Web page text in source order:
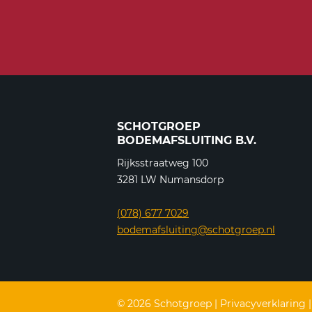
SCHOTGROEP
BODEMAFSLUITING B.V.
Rijksstraatweg 100
3281 LW Numansdorp
(078) 677 7029
bodemafsluiting@schotgroep.nl
© 2026 Schotgroep | Privacyverklaring |